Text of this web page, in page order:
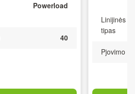
Powerload
40
Linijinės
tipas
Pjovimo